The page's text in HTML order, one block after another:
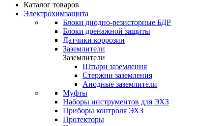
Каталог товаров
Электрохимзащита
Блоки диодно-резисторные БДР
Блоки дренажной защиты
Датчики коррозии
Заземлители
Заземлители
Штыри заземления
Стержни заземления
Анодные заземлители
Муфты
Наборы инструментов для ЭХЗ
Приборы контроля ЭХЗ
Протекторы